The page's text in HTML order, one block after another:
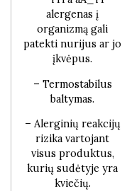
alergenas į
organizmą gali
patekti nurijus ar jo
įkvėpus.
– Termostabilus
baltymas.
– Alerginių reakcijų
rizika vartojant
visus produktus,
kurių sudėtyje yra
kviečių.